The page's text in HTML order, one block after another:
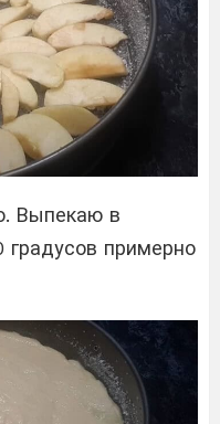
Выпекаю в
градусов примерно